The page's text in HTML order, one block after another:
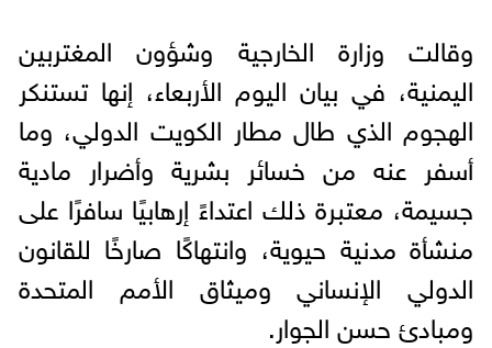
وقالت وزارة الخارجية وشؤون المغتربين
اليمنية، في بيان اليوم الأربعاء، إنها تستنكر
الهجوم الذي طال مطار الكويت الدولي، وما
أسفر عنه من خسائر بشرية وأضرار مادية
جسيمة، معتبرة ذلك اعتداءً إرهابيًا سافرًا على
منشأة مدنية حيوية، وانتهاكًا صارخًا للقانون
الدولي الإنساني وميثاق الأمم المتحدة
ومبادئ حسن الجوار.